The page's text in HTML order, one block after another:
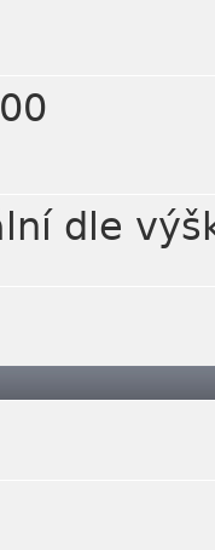
dle